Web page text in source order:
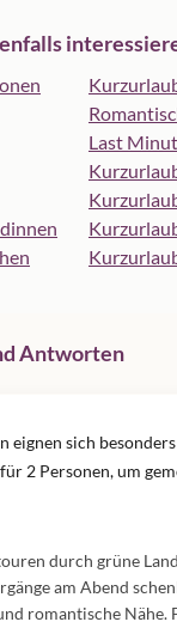
Last
Antworten
eignen sich
2 Personen, um
durch grüne
am Abend
romantische Nähe.